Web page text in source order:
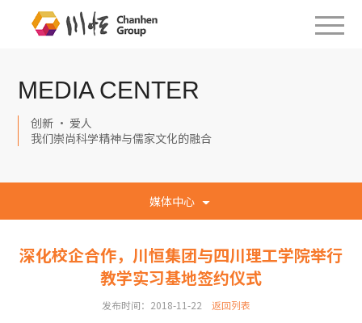
MEDIA CENTER
创新 · 爱人
我们崇尚科学精神与儒家文化的融合
媒体中心
深化校企合作，川恒集团与四川理工学院举行
教学实习基地签约仪式
发布时间：2018-11-22 返回列表